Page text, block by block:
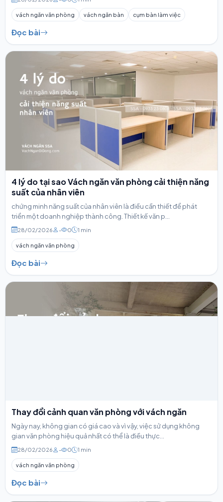
vách ngăn văn phòng vách ngăn bàn cụm bàn làm việc
Đọc bài
4 lý do tại sao Vách ngăn văn phòng cải thiện năng
suất của nhân viên
chứng minh năng suất của nhân viên là điều cần thiết để phát
triển một doanh nghiệp thành công. Thiết kế văn p...
28/02/2026 - 0 1 min
vách ngăn văn phòng
Đọc bài
Thay đổi cảnh quan văn phòng với vách ngăn
Ngày nay, không gian có giá cao và vì vậy, việc sử dụng không
gian văn phòng hiệu quả nhất có thể là điều thực...
28/02/2026 - 0 1 min
vách ngăn văn phòng
Đọc bài